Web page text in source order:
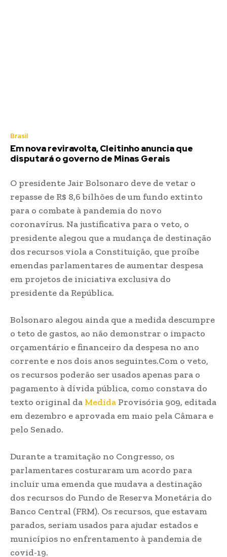
Brasil
Em nova reviravolta, Cleitinho anuncia que
disputará o governo de Minas Gerais
O presidente Jair Bolsonaro deve de vetar o
repasse de R$ 8,6 bilhões de um fundo extinto
para o combate à pandemia do novo
coronavírus. Na justificativa para o veto, o
presidente alegou que a mudança de destinação
dos recursos viola a Constituição, que proíbe
emendas parlamentares de aumentar despesa
em projetos de iniciativa exclusiva do
presidente da República.
Bolsonaro alegou ainda que a medida descumpre
o teto de gastos, ao não demonstrar o impacto
orçamentário e financeiro da despesa no ano
corrente e nos dois anos seguintes.Com o veto,
os recursos poderão ser usados apenas para o
pagamento à dívida pública, como constava do
texto original da Medida Provisória 909, editada
em dezembro e aprovada em maio pela Câmara e
pelo Senado.
Durante a tramitação no Congresso, os
parlamentares costuraram um acordo para
incluir uma emenda que mudava a destinação
dos recursos do Fundo de Reserva Monetária do
Banco Central (FRM). Os recursos, que estavam
parados, seriam usados para ajudar estados e
municípios no enfrentamento à pandemia de
covid-19.